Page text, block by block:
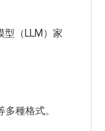
型（LLM）家
種格式。